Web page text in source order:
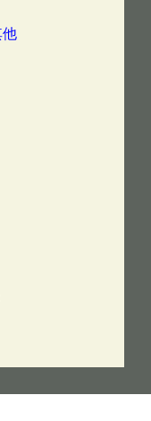
他